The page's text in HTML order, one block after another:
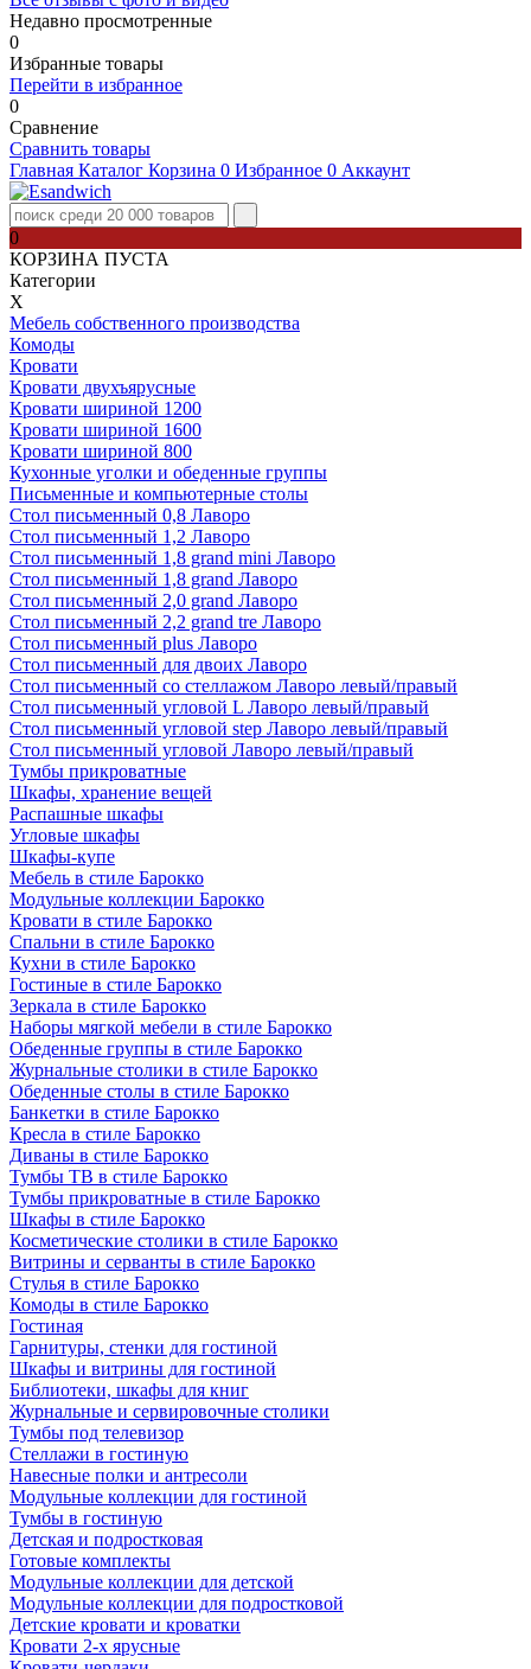
Недавно просмотренные
0
Избранные товары
Перейти в избранное
0
Сравнение
Сравнить товары
Главная Каталог Корзина 0 Избранное 0 Аккаунт
0
КОРЗИНА ПУСТА
Категории
Х
Мебель собственного производства
Комоды
Кровати
Кровати двухъярусные
Кровати шириной 1200
Кровати шириной 1600
Кровати шириной 800
Кухонные уголки и обеденные группы
Письменные и компьютерные столы
Стол письменный 0,8 Лаворо
Стол письменный 1,2 Лаворо
Стол письменный 1,8 grand mini Лаворо
Стол письменный 1,8 grand Лаворо
Стол письменный 2,0 grand Лаворо
Стол письменный 2,2 grand tre Лаворо
Стол письменный plus Лаворо
Стол письменный для двоих Лаворо
Стол письменный со стеллажом Лаворо левый/правый
Стол письменный угловой L Лаворо левый/правый
Стол письменный угловой step Лаворо левый/правый
Стол письменный угловой Лаворо левый/правый
Тумбы прикроватные
Шкафы, хранение вещей
Распашные шкафы
Угловые шкафы
Шкафы-купе
Мебель в стиле Барокко
Модульные коллекции Барокко
Кровати в стиле Барокко
Спальни в стиле Барокко
Кухни в стиле Барокко
Гостиные в стиле Барокко
Зеркала в стиле Барокко
Наборы мягкой мебели в стиле Барокко
Обеденные группы в стиле Барокко
Журнальные столики в стиле Барокко
Обеденные столы в стиле Барокко
Банкетки в стиле Барокко
Кресла в стиле Барокко
Диваны в стиле Барокко
Тумбы ТВ в стиле Барокко
Тумбы прикроватные в стиле Барокко
Шкафы в стиле Барокко
Косметические столики в стиле Барокко
Витрины и серванты в стиле Барокко
Стулья в стиле Барокко
Комоды в стиле Барокко
Гостиная
Гарнитуры, стенки для гостиной
Шкафы и витрины для гостиной
Библиотеки, шкафы для книг
Журнальные и сервировочные столики
Тумбы под телевизор
Стеллажи в гостиную
Навесные полки и антресоли
Модульные коллекции для гостиной
Тумбы в гостиную
Детская и подростковая
Готовые комплекты
Модульные коллекции для детской
Модульные коллекции для подростковой
Детские кровати и кроватки
Кровати 2-х ярусные